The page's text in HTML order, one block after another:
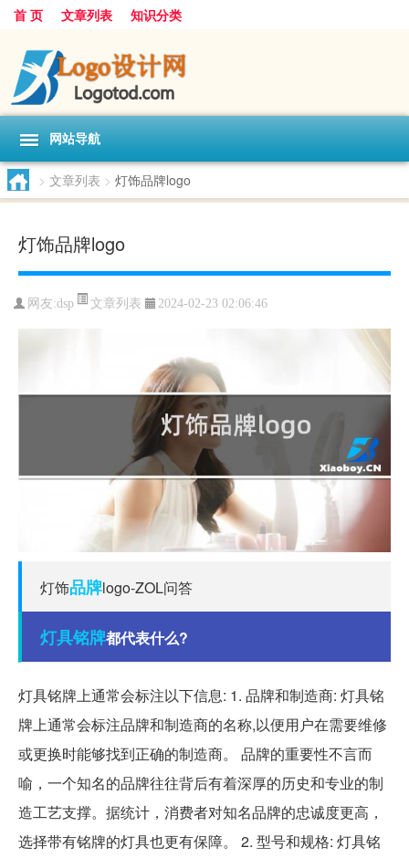
首 页 文章列表 知识分类
网站导航
> 文章列表 > 灯饰品牌logo
灯饰品牌logo
网友:dsp 文章列表 2024-02-23 02:06:46
灯饰品牌logo-ZOL问答
灯具铭牌都代表什么?
灯具铭牌上通常会标注以下信息: 1. 品牌和制造商: 灯具铭
牌上通常会标注品牌和制造商的名称,以便用户在需要维修
或更换时能够找到正确的制造商。 品牌的重要性不言而
喻，一个知名的品牌往往背后有着深厚的历史和专业的制
造工艺支撑。据统计，消费者对知名品牌的忠诚度更高，
选择带有铭牌的灯具也更有保障。 2. 型号和规格: 灯具铭